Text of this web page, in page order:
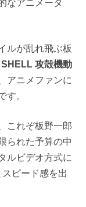
なアニメータ
ルが乱れ飛ぶ板
SHELL 攻殻機動
アニメファンに
す。
これぞ板野一郎
られた予算の中
ルビデオ方式に
ピード感を出